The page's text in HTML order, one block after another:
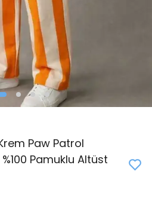
Paw Patrol
Pamuklu Altüst